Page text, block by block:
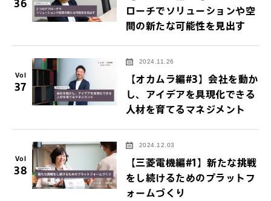
36
ローチでソリューションや空
間の新たな可能性を見出す
Vol
37
2024.11.26
【オカムラ編#3】会社を動か
し、アイデアを具現化できる
人材を育てるマネジメント
Vol
38
2024.12.03
【三菱電機編#1】新たな挑戦
をし続けるためのプラットフ
ォームづくり